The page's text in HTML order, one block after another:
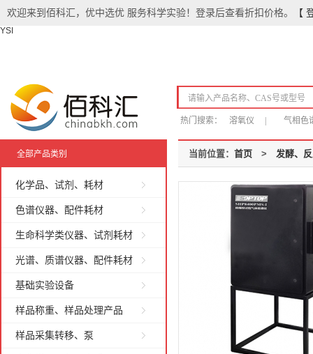
欢迎来到佰科汇，优中选优 服务科学实验！登录后查看折扣价格。 【
YSI
热门搜索： 溶氧仪 气相色
当前位置： 首页 > 发酵、
全部产品类别
化学品、试剂、耗材
色谱仪器、配件耗材
生命科学类仪器、试剂耗材
光谱、质谱仪器、配件耗材
基础实验设备
样品称重、样品处理产品
样品采集转移、泵